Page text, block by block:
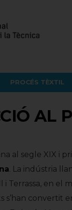
PROCÉS TÈXTIL
AL
al segle XIX i
. La indústria
Terrassa, en el
s’han convertit